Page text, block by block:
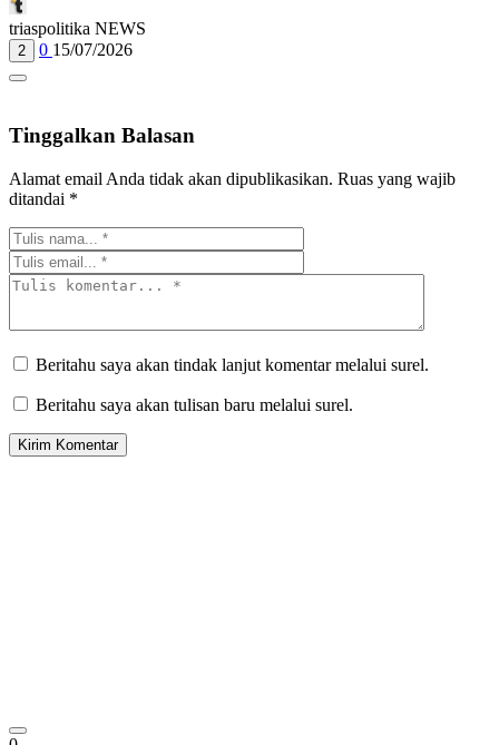
triaspolitika NEWS
2 0 15/07/2026
Tinggalkan Balasan
Alamat email Anda tidak akan dipublikasikan. Ruas yang wajib
ditandai *
Beritahu saya akan tindak lanjut komentar melalui surel.
Beritahu saya akan tulisan baru melalui surel.